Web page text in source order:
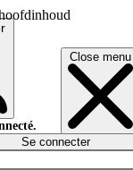
Close menu
Se connecter